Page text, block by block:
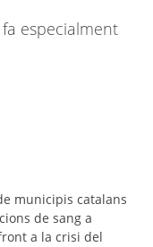
especialment
municipis catalans
de sang a
a la crisi del